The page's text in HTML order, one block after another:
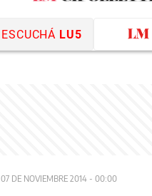
ESCUCHÁ LU5
07 DE NOVIEMBRE 2014 - 00:00